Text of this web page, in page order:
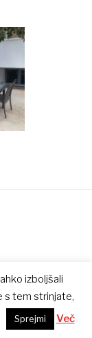
izboljšali
s tem strinjate,
Sprejmi Več